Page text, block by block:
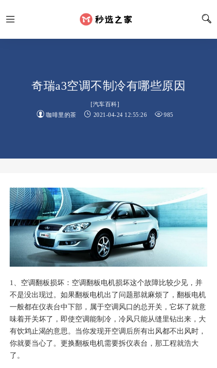
奇瑞a3空调不制冷有哪些原因
[汽车百科]
咖啡里的茶
2021-04-24 12:55:26 985
1、空调翻板损坏：空调翻板电机损坏这个故障比较少见，并
不是没出现过。如果翻板电机出了问题那就麻烦了，翻板电机
一般都在仪表台中下部，属于空调风口的总开关，它坏了就意
味着开关坏了，即使空调能制冷，冷风只能从缝里钻出来，大
有饮鸩止渴的意思。当你发现开空调后所有出风都不出风时，
你就要当心了。更换翻板电机需要拆仪表台，那工程就浩大
了。